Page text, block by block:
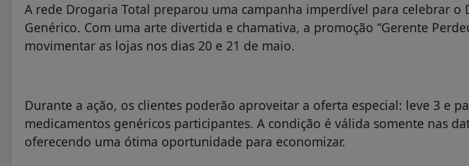
A rede Drogaria Total preparou uma campanha imperdível para celebrar o
Genérico. Com uma arte divertida e chamativa, a promoção “Gerente
movimentar as lojas nos dias 20 e 21 de maio.
Durante a ação, os clientes poderão aproveitar a oferta especial: leve 3 e
medicamentos genéricos participantes. A condição é válida somente nas
oferecendo uma ótima oportunidade para economizar.